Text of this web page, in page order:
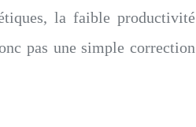
la faible productivité
pas une simple correction